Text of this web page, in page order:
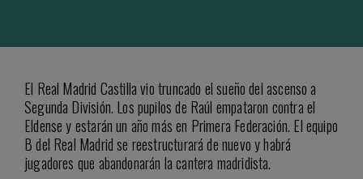
El Real Madrid Castilla vio truncado el sueño del ascenso a
Segunda División. Los pupilos de Raúl empataron contra el
Eldense y estarán un año más en Primera Federación. El equipo
B del Real Madrid se reestructurará de nuevo y habrá
jugadores que abandonarán la cantera madridista.